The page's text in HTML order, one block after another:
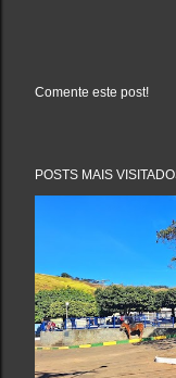
a
e
n
t
á
r
i
o
Comente este post!
POSTS MAIS